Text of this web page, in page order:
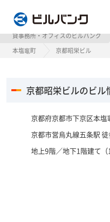
ビルバンク
貸事務所・オフィスのビルバンク
本塩竈町
京都昭栄ビル
京都昭栄ビルのビル
京都府京都市下京区本塩
京都市営烏丸線五条駅
地上9階／地下1階建て（